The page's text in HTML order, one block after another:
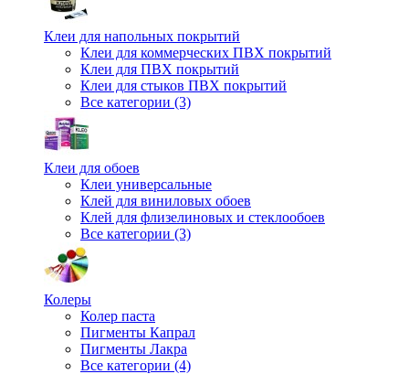
Клеи для напольных покрытий
Клеи для коммерческих ПВХ покрытий
Клеи для ПВХ покрытий
Клеи для стыков ПВХ покрытий
Все категории (3)
Клеи для обоев
Клеи универсальные
Клей для виниловых обоев
Клей для флизелиновых и стеклообоев
Все категории (3)
Колеры
Колер паста
Пигменты Капрал
Пигменты Лакра
Все категории (4)